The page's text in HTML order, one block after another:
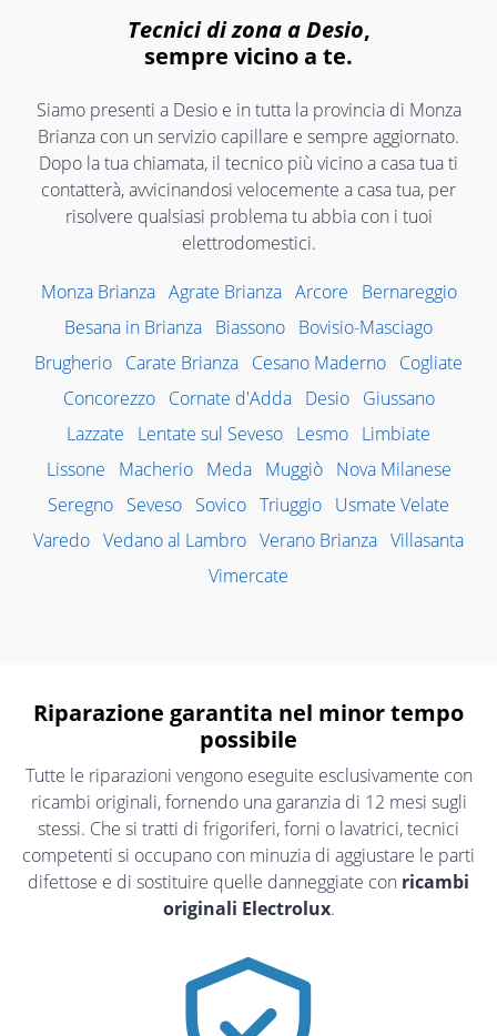
Tecnici di zona a Desio,
sempre vicino a te.
Siamo presenti a Desio e in tutta la provincia di Monza
Brianza con un servizio capillare e sempre aggiornato.
Dopo la tua chiamata, il tecnico più vicino a casa tua ti
contatterà, avvicinandosi velocemente a casa tua, per
risolvere qualsiasi problema tu abbia con i tuoi
elettrodomestici.
Monza Brianza Agrate Brianza Arcore
Bernareggio
Besana in Brianza Biassono Bovisio-Masciago
Brugherio Carate Brianza Cesano Maderno Cogliate
Concorezzo
Cornate d'Adda Desio
Giussano
Lazzate
Lentate sul Seveso Lesmo Limbiate
Lissone
Macherio Meda Muggiò
Nova Milanese
Seregno Seveso Sovico Triuggio Usmate Velate
Varedo Vedano al Lambro Verano Brianza Villasanta
Vimercate
Riparazione garantita nel minor tempo
possibile
Tutte le riparazioni vengono eseguite esclusivamente con
ricambi originali, fornendo una garanzia di 12 mesi sugli
stessi. Che si tratti di frigoriferi, forni o lavatrici, tecnici
competenti si occupano con minuzia di aggiustare le parti
difettose e di sostituire quelle danneggiate con ricambi
originali Electrolux.